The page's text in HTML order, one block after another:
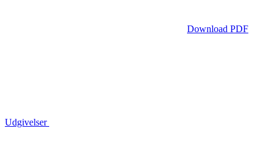
Download PDF
Udgivelser